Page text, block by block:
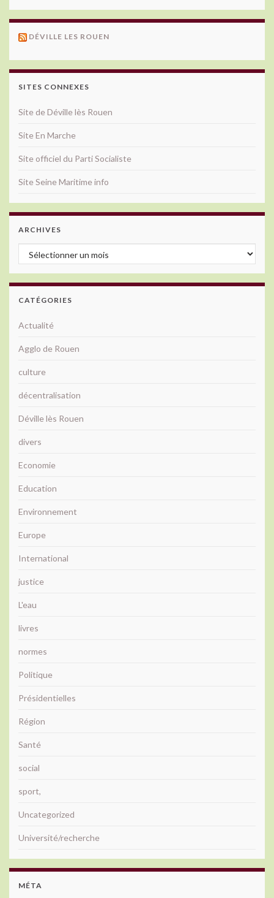
DÉVILLE LES ROUEN
SITES CONNEXES
Site de Déville lès Rouen
Site En Marche
Site officiel du Parti Socialiste
Site Seine Maritime info
ARCHIVES
Archives
CATÉGORIES
Actualité
Agglo de Rouen
culture
décentralisation
Déville lès Rouen
divers
Economie
Education
Environnement
Europe
International
justice
L'eau
livres
normes
Politique
Présidentielles
Région
Santé
social
sport,
Uncategorized
Université/recherche
MÉTA